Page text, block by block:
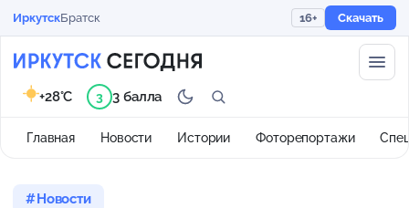
ИркутскБратск 16+ Скачать
Главная Новости Истории Фоторепортажи
+28°C 3 3 балла
Новости